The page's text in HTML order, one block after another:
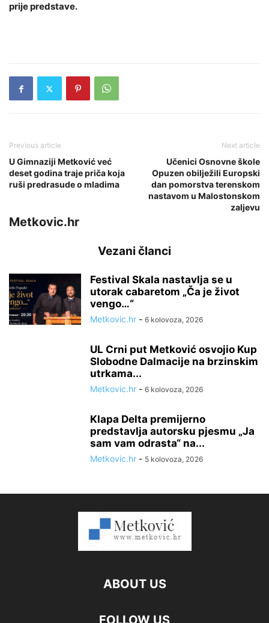
prije predstave.
Previous article
U Gimnaziji Metković već
deset godina traje priča koja
ruši predrasude o mladima
Next article
Učenici Osnovne škole
Opuzen obilježili Europski
dan pomorstva terenskom
nastavom u Malostonskom
zaljevu
Metkovic.hr
Vezani članci
Festival Skala nastavlja se u
utorak cabaretom „Ča je život
vengo…“
Metkovic.hr - 6 kolovoza, 2026
UL Crni put Metković osvojio Kup
Slobodne Dalmacije na brzinskim
utrkama...
Metkovic.hr - 6 kolovoza, 2026
Klapa Delta premijerno
predstavlja autorsku pjesmu „Ja
sam vam odrasta“ na...
Metkovic.hr - 5 kolovoza, 2026
ABOUT US
FOLLOW US